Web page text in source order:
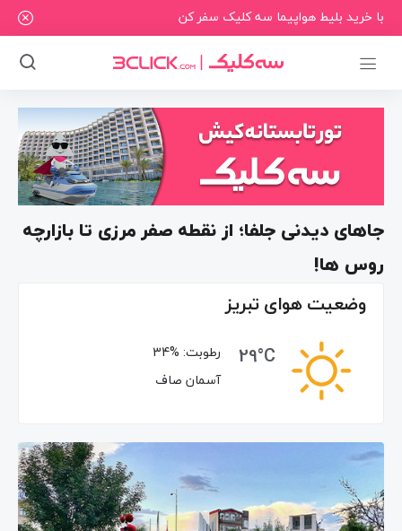
با خرید بلیط هواپیما سه کلیک سفر کن
جاهای دیدنی جلفا؛ از نقطه صفر مرزی تا بازارچه
روس ها!
وضعیت هوای تبریز
29°C
رطوبت: 34%
آسمان صاف